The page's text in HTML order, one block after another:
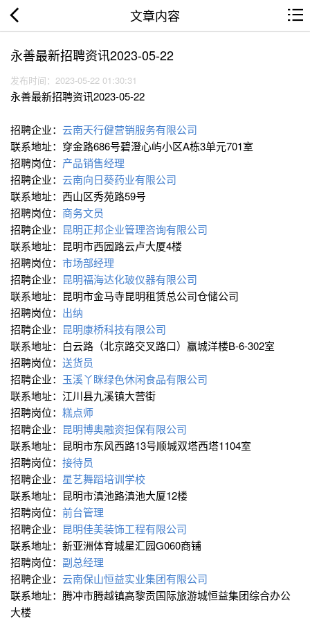
文章内容
永善最新招聘资讯2023-05-22
发布时间：2023-05-22 01:30:31
永善最新招聘资讯2023-05-22
招聘企业： 云南天行健营销服务有限公司
联系地址：穿金路686号碧澄心屿小区A栋3单元701室
招聘岗位： 产品销售经理
招聘企业： 云南向日葵药业有限公司
联系地址：西山区秀苑路59号
招聘岗位： 商务文员
招聘企业： 昆明正邦企业管理咨询有限公司
联系地址：昆明市西园路云卢大厦4楼
招聘岗位： 市场部经理
招聘企业： 昆明福海达化玻仪器有限公司
联系地址：昆明市金马寺昆明租赁总公司仓储公司
招聘岗位： 出纳
招聘企业： 昆明康桥科技有限公司
联系地址：白云路（北京路交叉路口）赢城洋楼B-6-302室
招聘岗位： 送货员
招聘企业： 玉溪丫眯绿色休闲食品有限公司
联系地址：江川县九溪镇大营街
招聘岗位： 糕点师
招聘企业： 昆明博奥融资担保有限公司
联系地址：昆明市东风西路13号顺城双塔西塔1104室
招聘岗位： 接待员
招聘企业： 星艺舞蹈培训学校
联系地址：昆明市滇池路滇池大厦12楼
招聘岗位： 前台管理
招聘企业： 昆明佳美装饰工程有限公司
联系地址：新亚洲体育城星汇园G060商铺
招聘岗位： 副总经理
招聘企业： 云南保山恒益实业集团有限公司
联系地址：腾冲市腾越镇高黎贡国际旅游城恒益集团综合办公
大楼